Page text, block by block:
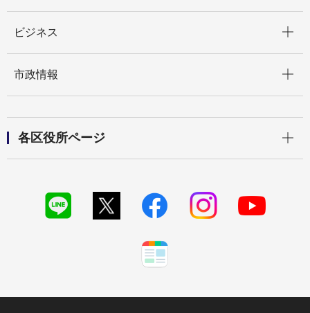
ビジネス
市政情報
各区役所ページ